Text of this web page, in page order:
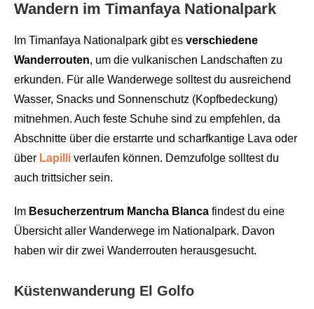
Wandern im Timanfaya Nationalpark
Im Timanfaya Nationalpark gibt es verschiedene
Wanderrouten, um die vulkanischen Landschaften zu
erkunden. Für alle Wanderwege solltest du ausreichend
Wasser, Snacks und Sonnenschutz (Kopfbedeckung)
mitnehmen. Auch feste Schuhe sind zu empfehlen, da
Abschnitte über die erstarrte und scharfkantige Lava oder
über Lapilli verlaufen können. Demzufolge solltest du
auch trittsicher sein.
Im Besucherzentrum Mancha Blanca findest du eine
Übersicht aller Wanderwege im Nationalpark. Davon
haben wir dir zwei Wanderrouten herausgesucht.
Küstenwanderung El Golfo